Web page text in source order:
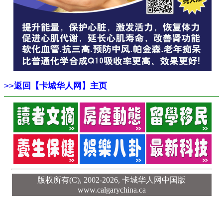
>>返回【卡城华人网】主页
版权所有(C), 2002-2026, 卡城华人网中国版
www.calgarychina.ca